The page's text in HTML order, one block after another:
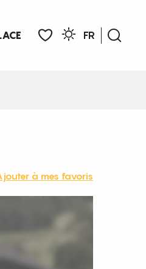
FR
aux favoris
à mes favoris